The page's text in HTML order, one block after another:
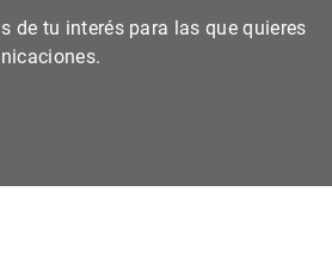
de tu interés para las que quieres